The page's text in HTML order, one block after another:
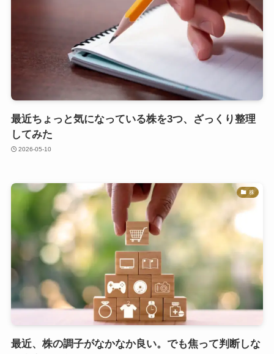
最近ちょっと気になっている株を3つ、ざっくり整理
してみた
2026-05-10
株
最近、株の調子がなかなか良い。でも焦って判断しな